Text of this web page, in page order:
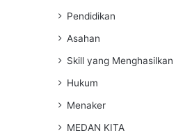
Pendidikan
Asahan
Skill yang Menghasilkan
Hukum
Menaker
MEDAN KITA